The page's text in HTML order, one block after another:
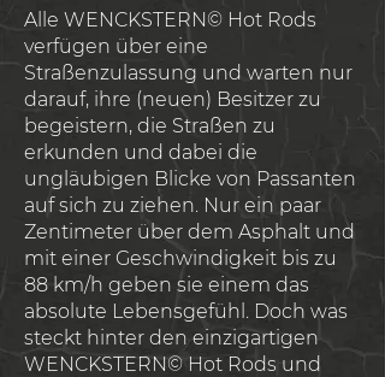
Alle WENCKSTERN© Hot Rods
verfügen über eine
Straßenzulassung und warten nur
darauf, ihre (neuen) Besitzer zu
begeistern, die Straßen zu
erkunden und dabei die
ungläubigen Blicke von Passanten
auf sich zu ziehen. Nur ein paar
Zentimeter über dem Asphalt und
mit einer Geschwindigkeit bis zu
88 km/h geben sie einem das
absolute Lebensgefühl. Doch was
steckt hinter den einzigartigen
WENCKSTERN© Hot Rods und